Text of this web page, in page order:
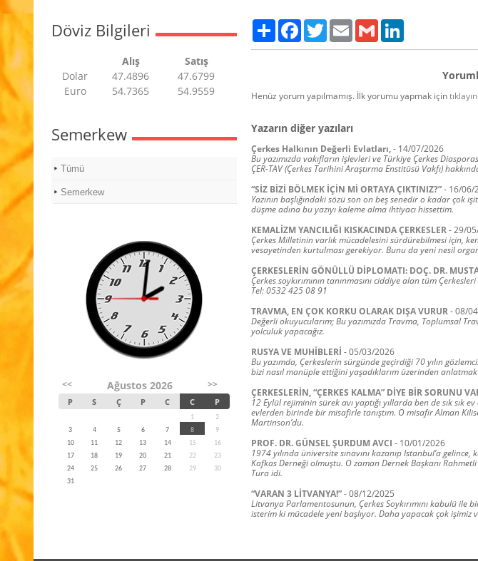
Döviz Bilgileri
Alış
Satış
Dolar
47.4896
47.6799
Euro
54.7365 54.9559
Semerkew
Tümü
Semerkew
<< Ağustos 2026 >>
P S Ç P C C P
1
2
3
4 5 6 7 8
9
10
11 12 13 14 15
16
17
18 19 20 21 22
23
24
25 26 27 28 29
30
31
Paylaş FacebookTwitter Email Gmail
Henüz yorum yapılmamış. İlk yorumu yapmak içintıklayın
Yazarın diğer yazıları
Çerkes Halkının Değerli Evlatları,- 14/07/2026
Bu yazımızda vakıfların işlevleri ve Türkiye Çerkes
ÇER-TAV (Çerkes Tarihini Araştırma Enstitüsü Vakfı)
“SİZ BİZİ BÖLMEK İÇİN Mİ ORTAYA ÇIKTINIZ?”- 16/06/
Yazının başlığındaki sözü son on beş senedir o kadar
düşme adına bu yazıyı kaleme alma ihtiyacı hissettim.
KEMALİZM YANCILIĞI KISKACINDA ÇERKESLER-29/
Çerkes Milletinin varlık mücadelesini sürdürebilmesi için,
vesayetinden kurtulması gerekiyor. Bunu da yeni nesil
ÇERKESLERİN GÖNÜLLÜ DİPLOMATI: DOÇ. DR.
Çerkes soykırımının tanınmasını ciddiye alan tüm
Tel: 0532 425 08 91
TRAVMA, EN ÇOK KORKU OLARAK DIŞA VURUR-08/
Değerli okuyucularım; Bu yazımızda Travma, Toplumsal
yolculuk yapacağız.
RUSYA VE MUHİBLERİ -05/03/2026
Bu yazımda, Çerkeslerin sürgünde geçirdiği 70 yılın
bizi nasıl manüple ettiğini yaşadıklarım üzerinden
ÇERKESLERİN, “ÇERKES KALMA” DİYE BİR SORUNU
12 Eylül rejiminin sürek avı yaptığı yıllarda ben de sık sık
evlerden birinde bir misafirle tanıştım. O misafir Alman
Martinson’du.
PROF. DR. GÜNSEL ŞURDUM AVCI - 10/01/2026
1974 yılında üniversite sınavını kazanıp Istanbul’a
Kafkas Derneği olmuştu. O zaman Dernek Başkanı
Tura idi.
“VARAN 3 LİTVANYA!”-08/12/2025
Litvanya Parlamentosunun, Çerkes Soykırımını kabulü ile
isterim ki mücadele yeni başlıyor. Daha yapacak çok işimiz